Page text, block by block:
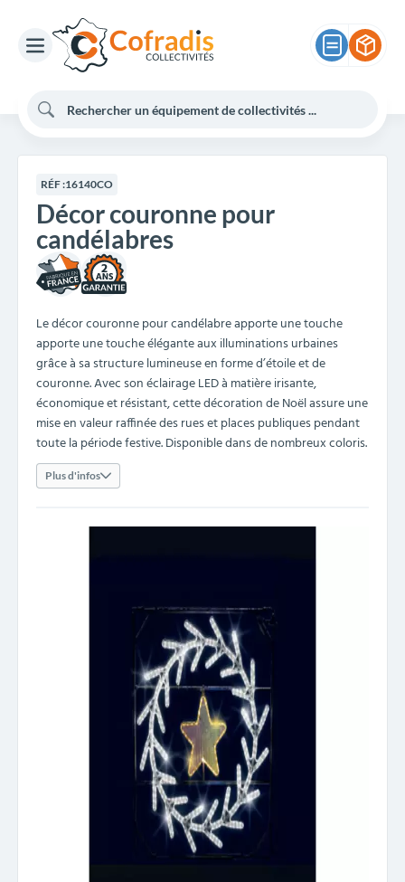
RÉF :16140CO
Décor couronne pour
candélabres
2
Le décor couronne pour candélabre apporte une touche
apporte une touche élégante aux illuminations urbaines
grâce à sa structure lumineuse en forme d’étoile et de
couronne. Avec son éclairage LED à matière irisante,
économique et résistant, cette décoration de Noël assure une
mise en valeur raffinée des rues et places publiques pendant
toute la période festive. Disponible dans de nombreux coloris.
Plus d'infos